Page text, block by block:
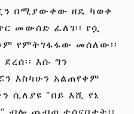
በሚያውቀው ዘዴ ካወቀ
መውሰድ ፈለገ፡፡ የሷ
የምትገፋፋው መሰለው፡፡
እሱ ግን
እስካሁን አልጠየቀም
ሲለያዩ "በይ እሺ የኔ
ብሎ ጨብጦ ተሰናበታት፡፡